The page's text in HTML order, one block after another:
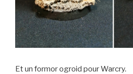
Et un formor ogroid pour Warcry.